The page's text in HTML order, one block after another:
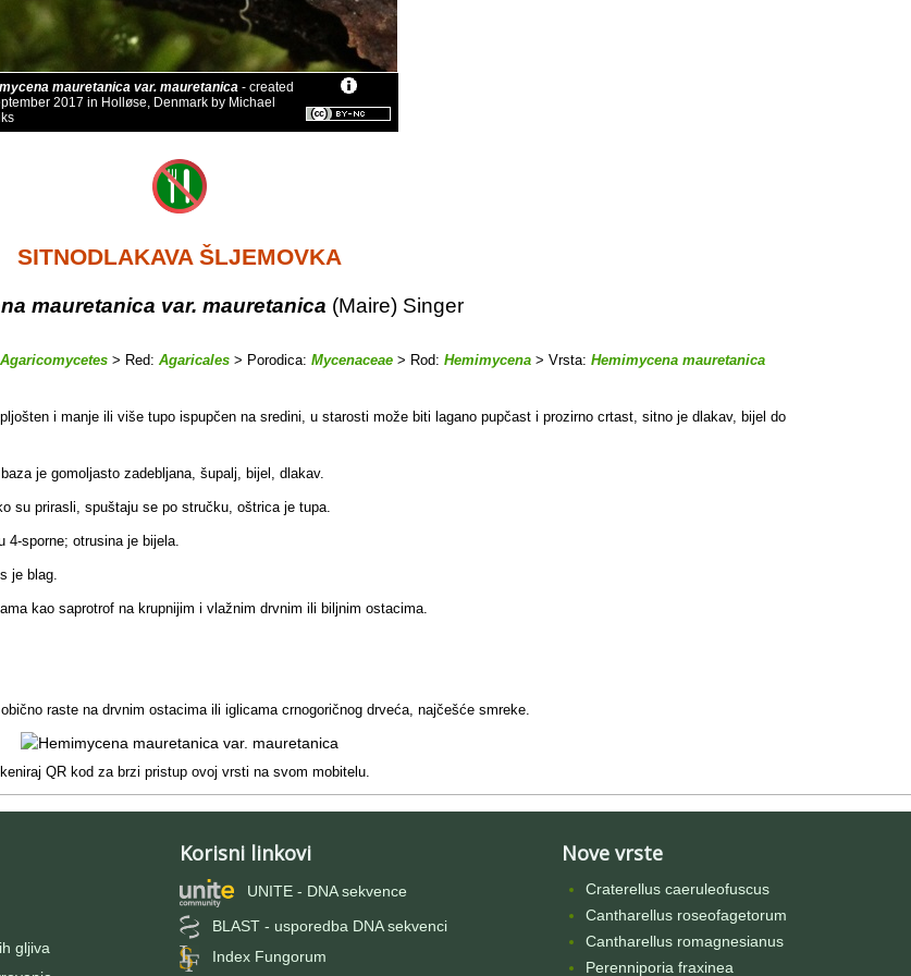
mauretanica var. mauretanica - created
2017 in Holløse, Denmark by Michael
SITNODLAKAVA ŠLJEMOVKA
mauretanica var. mauretanica (Maire) Singer
Agaricomycetes > Red: Agaricales > Porodica: Mycenaceae > Rod: Hemimycena > Vrsta: Hemimycena mauretanica
i manje ili više tupo ispupčen na sredini, u starosti može biti lagano pupčast i prozirno crtast, sitno je dlakav, bijel do
je gomoljasto zadebljana, šupalj, bijel, dlakav.
su prirasli, spuštaju se po stručku, oštrica je tupa.
sporne; otrusina je bijela.
je blag.
kao saprotrof na krupnijim i vlažnim drvnim ili biljnim ostacima.
raste na drvnim ostacima ili iglicama crnogoričnog drveća, najčešće smreke.
QR kod za brzi pristup ovoj vrsti na svom mobitelu.
gljiva
Korisni linkovi
UNITE - DNA sekvence
BLAST - usporedba DNA sekvenci
Index Fungorum
Nove vrste
Craterellus caeruleofuscus
Cantharellus roseofagetorum
Cantharellus romagnesianus
Perenniporia fraxinea